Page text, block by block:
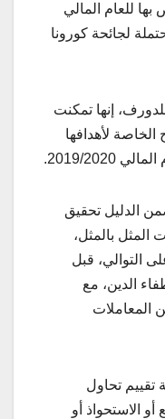
للعام المالي
لجائحة كورونا
إنها تمكنت
لأهدافها
2020.
الدليل تحقيق
المثل بالمثل،
في المئة على التوالي، قبل
الدين، مع
المعاملات
تقييم تحاول
أو الاستحواذ أو